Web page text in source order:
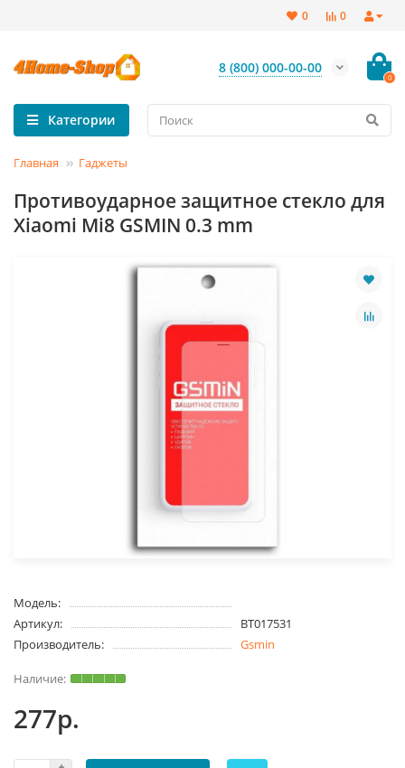
0
0
8 (800) 000-00-00
0
Категории
Главная Гаджеты
Противоударное защитное стекло для
Xiaomi Mi8 GSMIN 0.3 mm
Модель:
Артикул:
BT017531
Производитель:
Gsmin
277р.